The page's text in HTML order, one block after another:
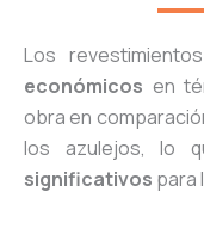
Los
económicos en
obra en
los azulejos, lo
significativos para